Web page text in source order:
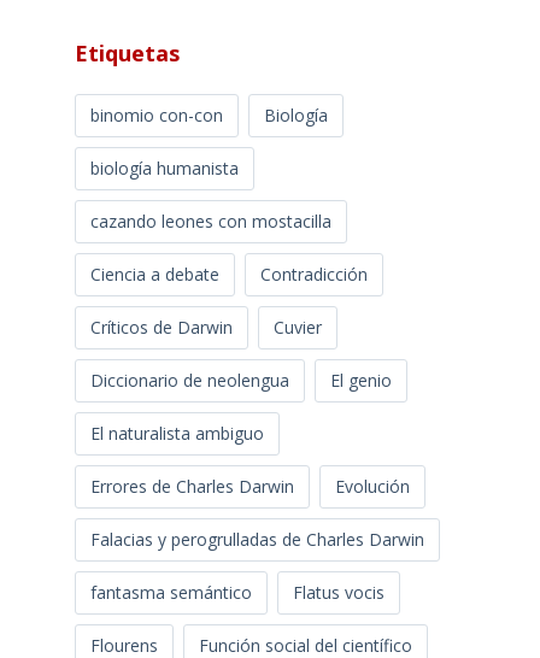
Etiquetas
binomio con-con Biología
biología humanista
cazando leones con mostacilla
Ciencia a debate Contradicción
Críticos de Darwin Cuvier
Diccionario de neolengua El genio
El naturalista ambiguo
Errores de Charles Darwin Evolución
Falacias y perogrulladas de Charles Darwin
fantasma semántico Flatus vocis
Flourens Función social del científico